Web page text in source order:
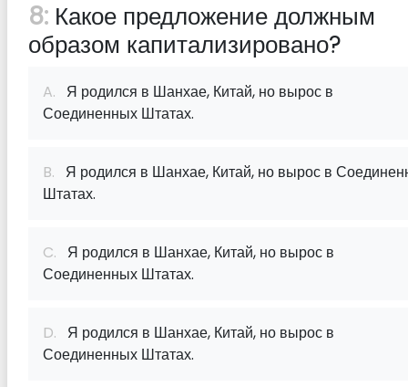
8: Какое предложение должным
образом капитализировано?
A. Я родился в Шанхае, Китай, но вырос в
Соединенных Штатах.
B. Я родился в Шанхае, Китай, но вырос в
Штатах.
C. Я родился в Шанхае, Китай, но вырос в
Соединенных Штатах.
D. Я родился в Шанхае, Китай, но вырос в
Соединенных Штатах.